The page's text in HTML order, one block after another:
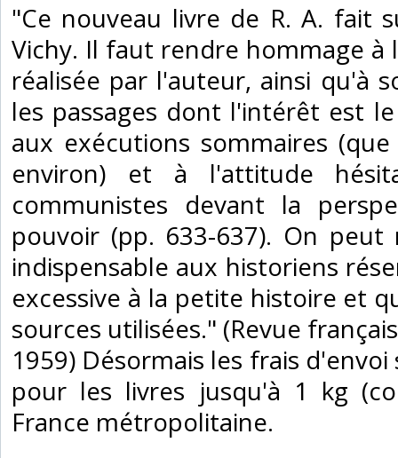
‎"Ce nouveau livre de R. A. fait
Vichy. Il faut rendre hommage
réalisée par l'auteur, ainsi qu'à
les passages dont l'intérêt est
aux exécutions sommaires
environ) et à l'attitude
communistes devant la
pouvoir (pp. 633-637). On
indispensable aux historiens
excessive à la petite histoire et
sources utilisées." (Revue
1959) Désormais les frais
pour les livres jusqu'à 1 kg
France métropolitaine.‎